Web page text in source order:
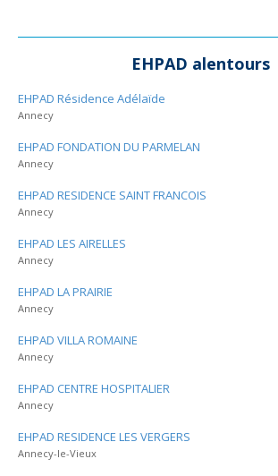
EHPAD alentours
EHPAD Résidence Adélaïde
Annecy
EHPAD FONDATION DU PARMELAN
Annecy
EHPAD RESIDENCE SAINT FRANCOIS
Annecy
EHPAD LES AIRELLES
Annecy
EHPAD LA PRAIRIE
Annecy
EHPAD VILLA ROMAINE
Annecy
EHPAD CENTRE HOSPITALIER
Annecy
EHPAD RESIDENCE LES VERGERS
Annecy-le-Vieux